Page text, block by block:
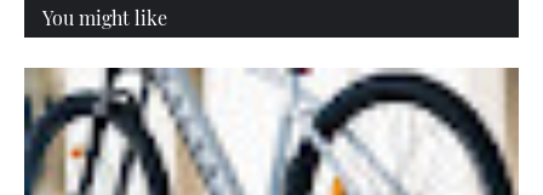
You might like